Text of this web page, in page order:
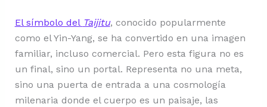
El símbolo del Taijitu, conocido popularmente
como el Yin-Yang, se ha convertido en una imagen
familiar, incluso comercial. Pero esta figura no es
un final, sino un portal. Representa no una meta,
sino una puerta de entrada a una cosmología
milenaria donde el cuerpo es un paisaje, las